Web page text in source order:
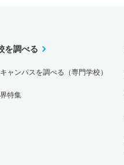
を調べる
ャンパスを調べる（専門学校）
特集